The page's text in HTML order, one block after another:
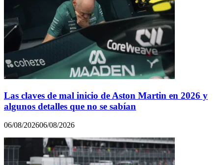
Las claves de mal inicio de Aston Martin en 2026 y
algunos detalles que no se sabían
06/08/202606/08/2026